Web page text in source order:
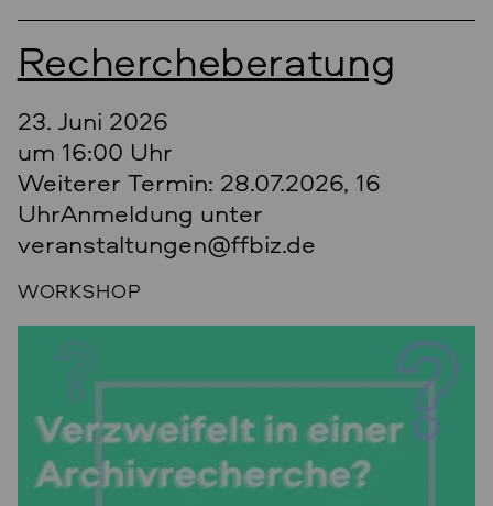
Rechercheberatung
23. Juni 2026
um 16:00 Uhr
Weiterer Termin: 28.07.2026, 16
UhrAnmeldung unter
veranstaltungen@ffbiz.de
WORKSHOP